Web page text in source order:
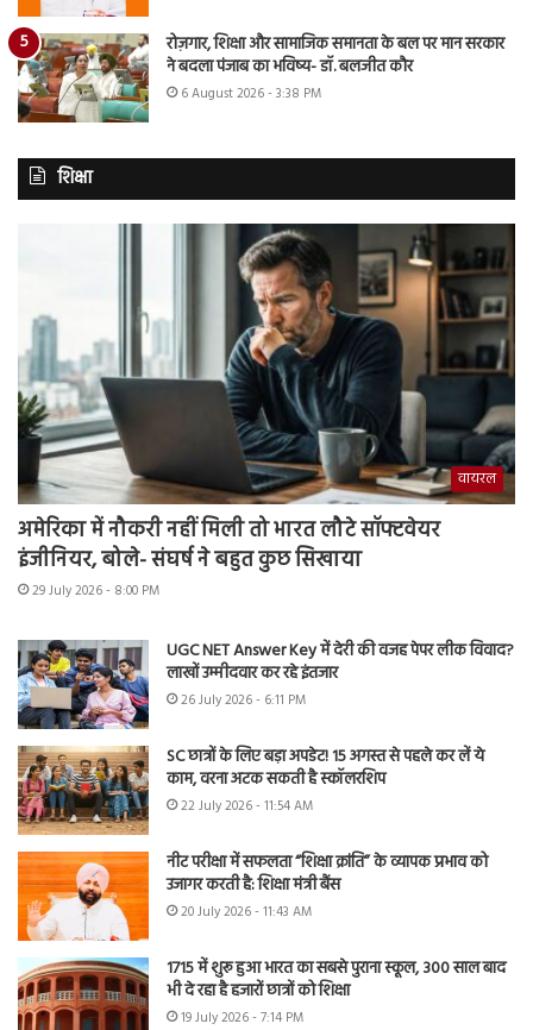
रोज़गार, शिक्षा और सामाजिक समानता के बल पर मान सरकार
ने बदला पंजाब का भविष्य- डॉ. बलजीत कौर
6 August 2026 - 3:38 PM
शिक्षा
वायरल
अमेरिका में नौकरी नहीं मिली तो भारत लौटे सॉफ्टवेयर
इंजीनियर, बोले- संघर्ष ने बहुत कुछ सिखाया
29 July 2026 - 8:00 PM
UGC NET Answer Key में देरी की वजह पेपर लीक विवाद?
लाखों उम्मीदवार कर रहे इंतजार
26 July 2026 - 6:11 PM
SC छात्रों के लिए बड़ा अपडेट! 15 अगस्त से पहले कर लें ये
काम, वरना अटक सकती है स्कॉलरशिप
22 July 2026 - 11:54 AM
नीट परीक्षा में सफलता “शिक्षा क्रांति” के व्यापक प्रभाव को
उजागर करती है: शिक्षा मंत्री बैंस
20 July 2026 - 11:43 AM
1715 में शुरू हुआ भारत का सबसे पुराना स्कूल, 300 साल बाद
भी दे रहा है हजारों छात्रों को शिक्षा
19 July 2026 - 7:14 PM